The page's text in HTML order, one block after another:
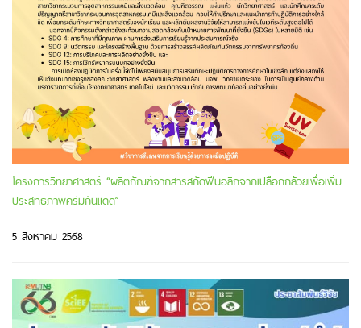
โครงการวิทยาศาสตร์ “ผลิตภัณฑ์จากสารสกัดฟีนอลิกจากเปลือกกล้วยเพื่อเพิ่ม
ประสิทธิภาพครีมกันแดด”
5 สิงหาคม 2568